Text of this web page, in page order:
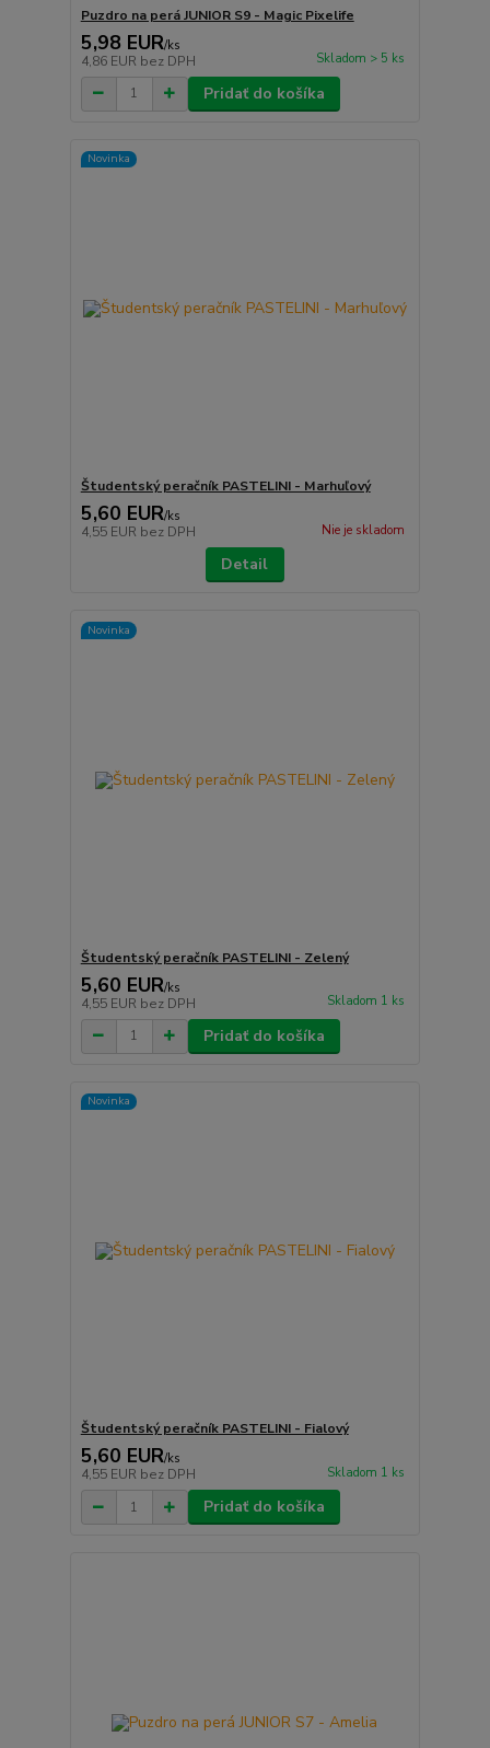
Puzdro na perá JUNIOR S9 - Magic Pixelife
5,98 EUR/ks
4,86 EUR bez DPH Skladom > 5 ks
Pridať do košíka
Novinka
Študentský peračník PASTELINI - Marhuľový
5,60 EUR/ks
4,55 EUR bez DPH Nie je skladom
Detail
Novinka
Študentský peračník PASTELINI - Zelený
5,60 EUR/ks
4,55 EUR bez DPH Skladom 1 ks
Pridať do košíka
Novinka
Študentský peračník PASTELINI - Fialový
5,60 EUR/ks
4,55 EUR bez DPH Skladom 1 ks
Pridať do košíka